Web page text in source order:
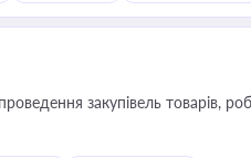
закупівель товарів,